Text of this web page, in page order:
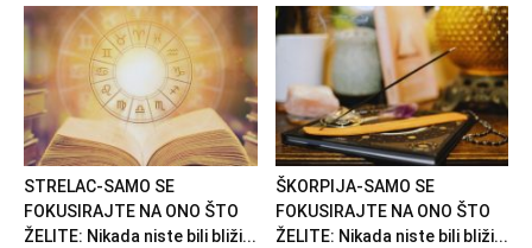
STRELAC-SAMO SE
FOKUSIRAJTE NA ONO ŠTO
ŽELITE: Nikada niste bili bliži...
ŠKORPIJA-SAMO SE
FOKUSIRAJTE NA ONO ŠTO
ŽELITE: Nikada niste bili bliži...